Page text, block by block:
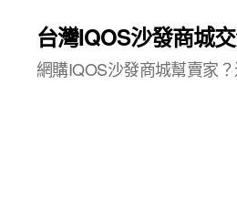
台灣IQOS沙發商城
網購IQOS沙發商城幫賣家